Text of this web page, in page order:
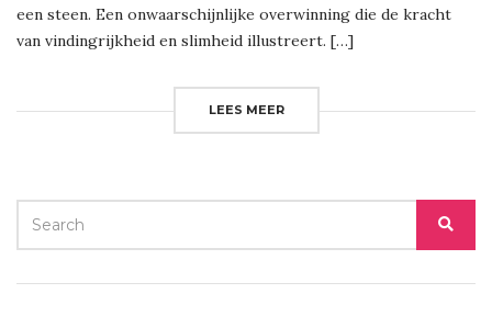
een steen. Een onwaarschijnlijke overwinning die de kracht
van vindingrijkheid en slimheid illustreert. […]
LEES MEER
SEARCH
FOR: